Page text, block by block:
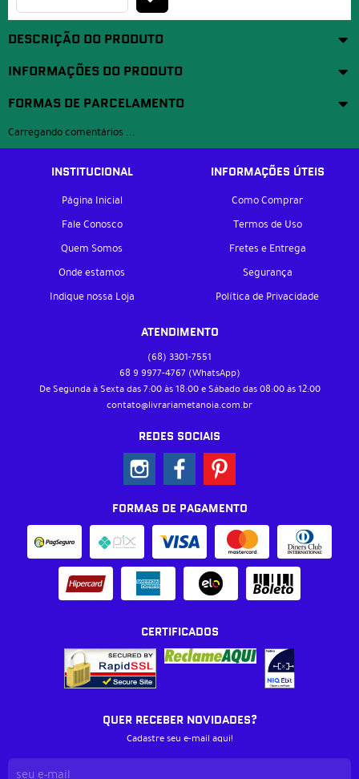
DESCRIÇÃO DO PRODUTO
INFORMAÇÕES DO PRODUTO
FORMAS DE PARCELAMENTO
Carregando comentários ...
INSTITUCIONAL
Página Inicial
Fale Conosco
Quem Somos
Onde estamos
Indique nossa Loja
INFORMAÇÕES ÚTEIS
Como Comprar
Termos de Uso
Fretes e Entrega
Segurança
Política de Privacidade
ATENDIMENTO
(68) 3301-7551
68 9 9977-4767 (WhatsApp)
De Segunda à Sexta das 7:00 às 18:00 e Sábado das 08:00 às 12:00
contato@livrariametanoia.com.br
REDES SOCIAIS
FORMAS DE PAGAMENTO
CERTIFICADOS
QUER RECEBER NOVIDADES?
Cadastre seu e-mail aqui!